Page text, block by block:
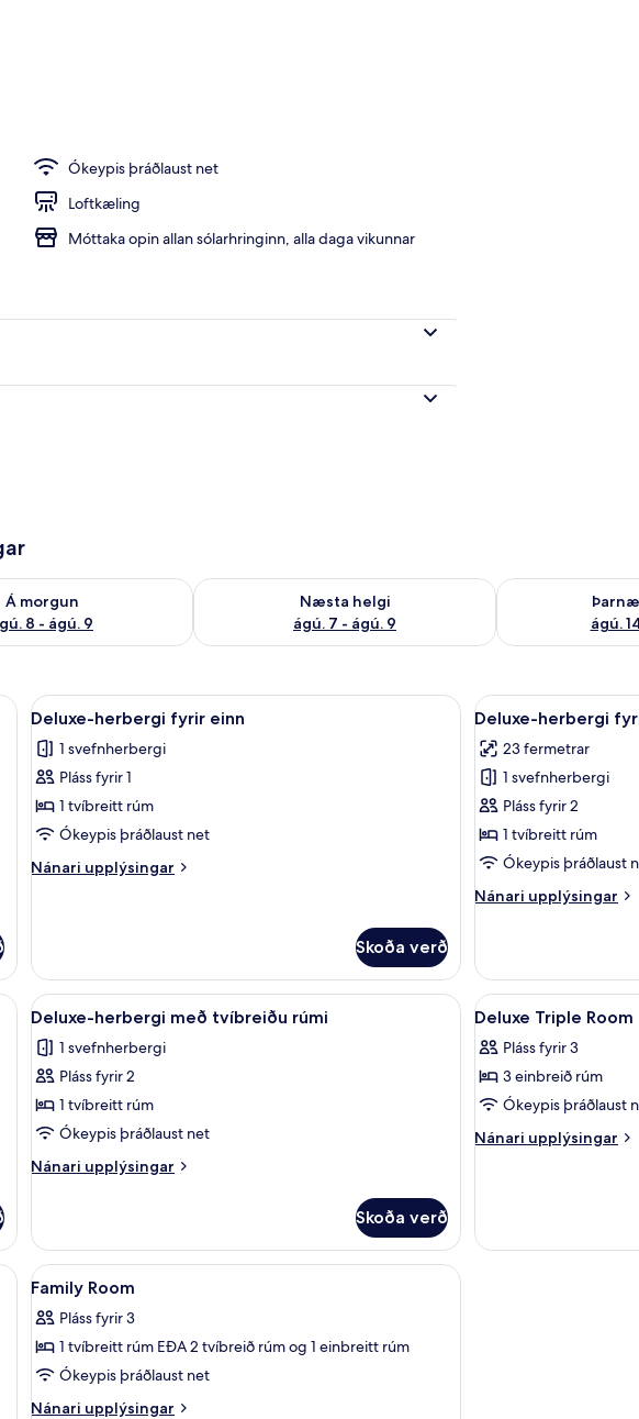
Ókeypis þráðlaust net
Loftkæling
Móttaka opin allan sólarhringinn, alla daga vikunnar
Á morgun
8 - ágú. 9
á morgun ágú. 8 - ágú. 9
Næsta helgi
ágú. 7 - ágú. 9
Athuga framboð næstu helgi ágú. 7 - ágú. 9
ágú.
Athuga framboð
í herbergi, skrifborð, hljóðeinangrun
Skoða
allar
myndir
fyrir
Deluxe-
herbergi
fyrir
einn
Öryggishólf í herbergi, skrifborð, hljóðeinangrun
1
Deluxe-herbergi fyrir einn
1 svefnherbergi
Pláss fyrir 1
1 tvíbreitt rúm
Ókeypis þráðlaust net
Nánari upplýsingar
Nánari
fyrir
einn
Skoða verð
Skoða
allar
myndir
fyrir
Deluxe-
herbergi
fyrir
tvö
9
Deluxe-herbergi
23 fermetrar
1 svefnherbergi
Pláss fyrir 2
1 tvíbreitt rúm
Ókeypis þráðlaust
Nánari upplýsingar
Nánari
herbergi
fyrir
tvo,
rúm
í herbergi, skrifborð, hljóðeinangrun
Skoða
allar
myndir
fyrir
Deluxe-
herbergi
með
tvíbreiðu
Deluxe-herbergi með tvíbreiðu rúmi | Öryggishólf í
9
Deluxe-herbergi með tvíbreiðu rúmi
1 svefnherbergi
Pláss fyrir 2
1 tvíbreitt rúm
Ókeypis þráðlaust net
Nánari upplýsingar
Nánari
herbergi
með
tvíbreiðu
Skoða verð
Skoða
allar
myndir
fyrir
Deluxe
Triple
1
Deluxe Triple Room
Pláss fyrir 3
3 einbreið rúm
Ókeypis þráðlaust
Nánari upplýsingar
Nánari
Room
hljóðeinangrun
Skoða
allar
myndir
fyrir
Family
Room
Öryggishólf í herbergi, skrifborð, hljóðeinangrun
4
Family Room
Pláss fyrir 3
1 tvíbreitt rúm EÐA 2 tvíbreið rúm og 1 einbreitt rúm
Ókeypis þráðlaust net
Nánari upplýsingar
Nánari